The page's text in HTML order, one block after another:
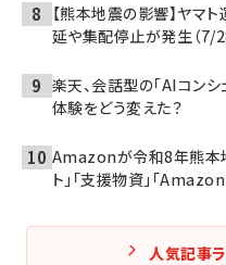
【熊本地震の影響】ヤマ
延や集配停止が発生（7/
楽天、会話型の「AIコン
体験をどう変えた？
Amazonが令和8年熊本
ト」「支援物資」「
人気記事